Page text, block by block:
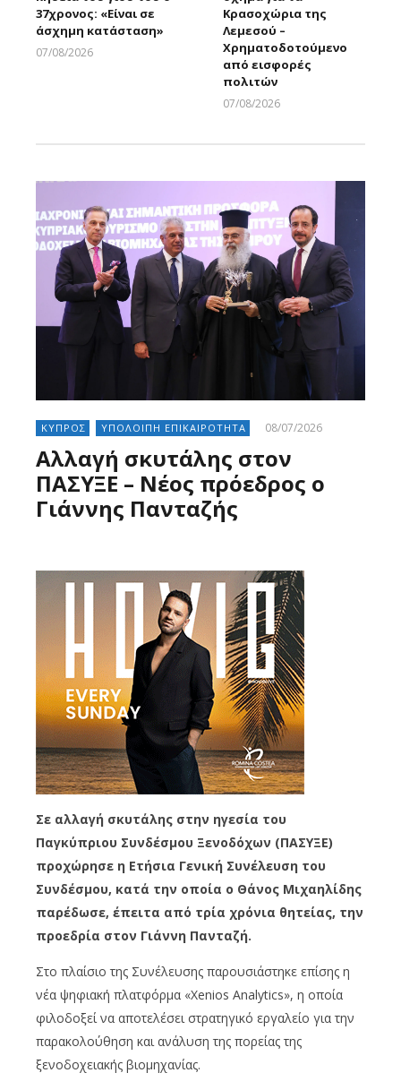
37χρονος: «Είναι σε
άσχημη κατάσταση»
07/08/2026
Κρασοχώρια της
Λεμεσού –
Χρηματοδοτούμενο
από εισφορές
πολιτών
07/08/2026
ΚΥΠΡΟΣ ΥΠΟΛΟΙΠΗ ΕΠΙΚΑΙΡΟΤΗΤΑ 08/07/2026
Αλλαγή σκυτάλης στον
ΠΑΣΥΞΕ – Νέος πρόεδρος ο
Γιάννης Πανταζής
Σε αλλαγή σκυτάλης στην ηγεσία του
Παγκύπριου Συνδέσμου Ξενοδόχων (ΠΑΣΥΞΕ)
προχώρησε η Ετήσια Γενική Συνέλευση του
Συνδέσμου, κατά την οποία ο Θάνος Μιχαηλίδης
παρέδωσε, έπειτα από τρία χρόνια θητείας, την
προεδρία στον Γιάννη Πανταζή.
Στο πλαίσιο της Συνέλευσης παρουσιάστηκε επίσης η
νέα ψηφιακή πλατφόρμα «Xenios Analytics», η οποία
φιλοδοξεί να αποτελέσει στρατηγικό εργαλείο για την
παρακολούθηση και ανάλυση της πορείας της
ξενοδοχειακής βιομηχανίας.